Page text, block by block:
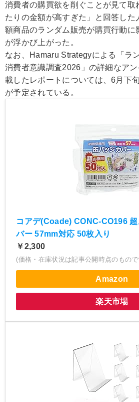
消費者の購買欲を削ぐことが見て取
たりの金額が高すぎた」と回答した
額商品のランダム販売が購買行動に
が浮かび上がった。
なお、Hamaru Strategyによる「ラ
消費者意識調査2026」の詳細なア
載したレポートについては、6月下
が予定されている。
コアデ(Coade) CONC-CO196
バー 57mm対応 50枚入り
￥2,300
(価格・在庫状況は記事公開時点のもの
Amazon
楽天市場